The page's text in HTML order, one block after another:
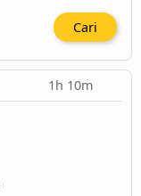
Cari
1h 10m